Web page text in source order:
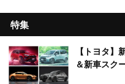
特集
【トヨタ】
＆新車スク